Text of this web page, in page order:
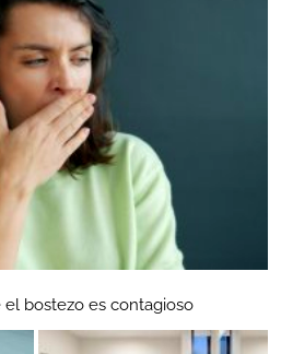
bostezo es contagioso